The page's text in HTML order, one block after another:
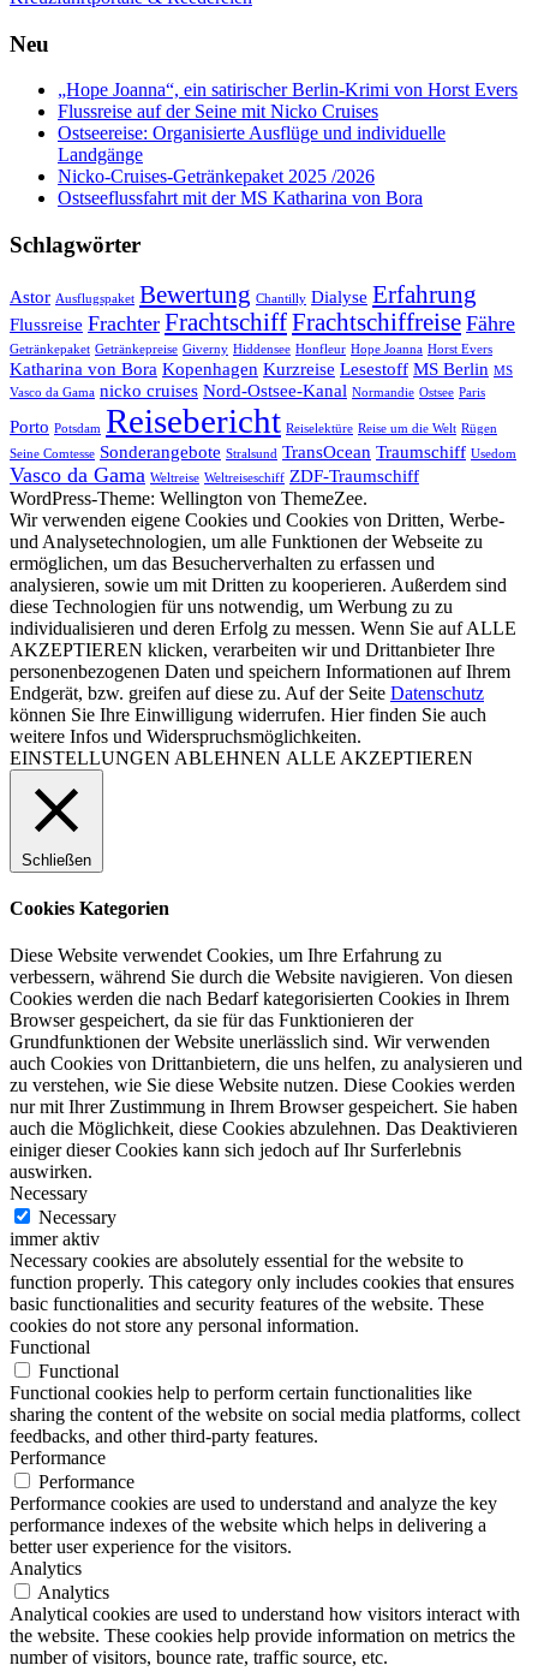
Neu
„Hope Joanna“, ein satirischer Berlin-Krimi von Horst Evers
Flussreise auf der Seine mit Nicko Cruises
Ostseereise: Organisierte Ausflüge und individuelle
Landgänge
Nicko-Cruises-Getränkepaket 2025 /2026
Ostseeflussfahrt mit der MS Katharina von Bora
Schlagwörter
Astor Ausflugspaket Bewertung Chantilly Dialyse Erfahrung
Flussreise Frachter FrachtschiffFrachtschiffreise Fähre
Getränkepaket Getränkepreise Giverny Hiddensee Honfleur Hope Joanna Horst Evers
Katharina von Bora Kopenhagen Kurzreise Lesestoff MS Berlin MS
Vasco da Gama nicko cruises Nord-Ostsee-Kanal Normandie Ostsee Paris
Porto Potsdam Reisebericht Reiselektüre Reise um die Welt Rügen
Seine Comtesse Sonderangebote Stralsund TransOcean Traumschiff Usedom
Vasco da Gama Weltreise Weltreiseschiff ZDF-Traumschiff
WordPress-Theme: Wellington von ThemeZee.
Wir verwenden eigene Cookies und Cookies von Dritten, Werbe-
und Analysetechnologien, um alle Funktionen der Webseite zu
ermöglichen, um das Besucherverhalten zu erfassen und
analysieren, sowie um mit Dritten zu kooperieren. Außerdem sind
diese Technologien für uns notwendig, um Werbung zu zu
individualisieren und deren Erfolg zu messen. Wenn Sie auf ALLE
AKZEPTIEREN klicken, verarbeiten wir und Drittanbieter Ihre
personenbezogenen Daten und speichern Informationen auf Ihrem
Endgerät, bzw. greifen auf diese zu. Auf der Seite Datenschutz
können Sie Ihre Einwilligung widerrufen. Hier finden Sie auch
weitere Infos und Widerspruchsmöglichkeiten.
EINSTELLUNGEN ABLEHNEN ALLE AKZEPTIEREN
Schließen
Cookies Kategorien
Diese Website verwendet Cookies, um Ihre Erfahrung zu
verbessern, während Sie durch die Website navigieren. Von diesen
Cookies werden die nach Bedarf kategorisierten Cookies in Ihrem
Browser gespeichert, da sie für das Funktionieren der
Grundfunktionen der Website unerlässlich sind. Wir verwenden
auch Cookies von Drittanbietern, die uns helfen, zu analysieren und
zu verstehen, wie Sie diese Website nutzen. Diese Cookies werden
nur mit Ihrer Zustimmung in Ihrem Browser gespeichert. Sie haben
auch die Möglichkeit, diese Cookies abzulehnen. Das Deaktivieren
einiger dieser Cookies kann sich jedoch auf Ihr Surferlebnis
auswirken.
Necessary
Necessary
immer aktiv
Necessary cookies are absolutely essential for the website to
function properly. This category only includes cookies that ensures
basic functionalities and security features of the website. These
cookies do not store any personal information.
Functional
Functional
Functional cookies help to perform certain functionalities like
sharing the content of the website on social media platforms, collect
feedbacks, and other third-party features.
Performance
Performance
Performance cookies are used to understand and analyze the key
performance indexes of the website which helps in delivering a
better user experience for the visitors.
Analytics
Analytics
Analytical cookies are used to understand how visitors interact with
the website. These cookies help provide information on metrics the
number of visitors, bounce rate, traffic source, etc.